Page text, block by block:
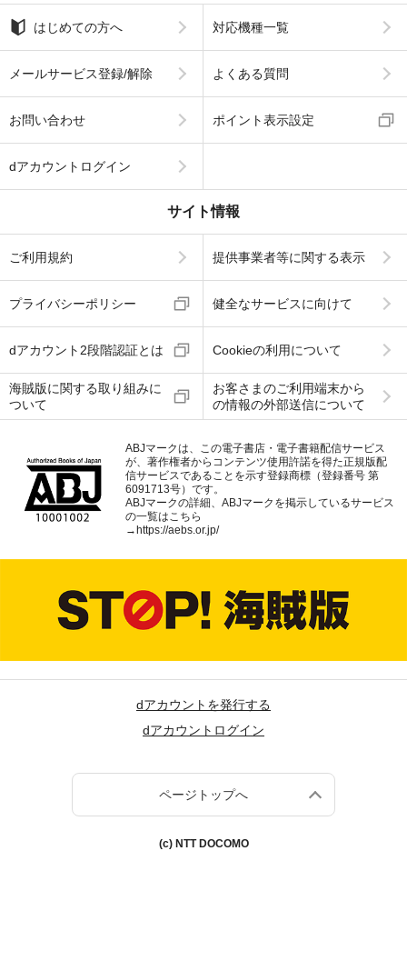
はじめての方へ 対応機種一覧
メールサービス登録/解除 よくある質問
お問い合わせ ポイント表示設定
dアカウントログイン
サイト情報
ご利用規約 提供事業者等に関する表示
プライバシーポリシー 健全なサービスに向けて
dアカウント2段階認証とは Cookieの利用について
海賊版に関する取り組みに
ついて
お客さまのご利用端末から
の情報の外部送信について
ABJマークは、この電子書店・電子書籍配信サービス
が、著作権者からコンテンツ使用許諾を得た正規版配
信サービスであることを示す登録商標（登録番号 第
6091713号）です。
ABJマークの詳細、ABJマークを掲示しているサービス
の一覧はこちら
→ https://aebs.or.jp/
dアカウントを発行する
dアカウントログイン
ページトップへ
(c) NTT DOCOMO